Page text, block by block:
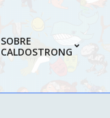
SOBRE
CALDOSTRONG